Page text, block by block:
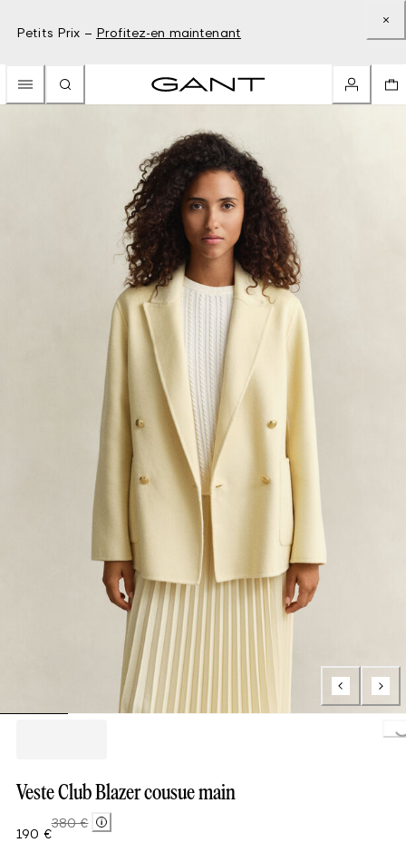
Petits Prix – Profitez-en maintenant
Loading...
Veste Club Blazer cousue main
190 €
380 €